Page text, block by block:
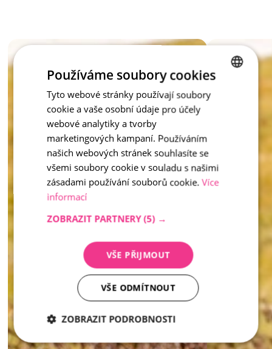
Tento mobiliář nejen slouží, ale také dotváří atmosféru –
zkrátka praktické a krásné řešení pro moderní veřejný prostor
i soukromou zahradu.
inspirace - Vymývaný kámen
CZECH
Používáme soubory cookies
Tyto webové stránky používají soubory
cookie a vaše osobní údaje pro účely
webové analytiky a tvorby
marketingových kampaní. Používáním
našich webových stránek souhlasíte se
všemi soubory cookie v souladu s našimi
zásadami používání souborů cookie. Více
informací
ZOBRAZIT PARTNERY (5) →
VŠE PŘIJMOUT
VŠE ODMÍTNOUT
ZOBRAZIT PODROBNOSTI
Nezbytně
Analytika Marketing